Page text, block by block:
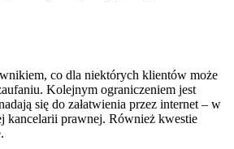
co dla niektórych klientów może
Kolejnym ograniczeniem jest
się do załatwienia przez internet – w
kancelarii prawnej. Również kwestie